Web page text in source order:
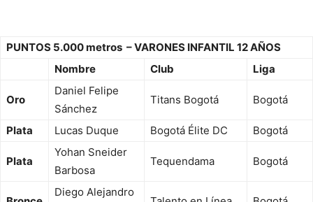
PUNTOS 5.000 metros – VARONES INFANTIL 12 AÑOS
Nombre
Club Liga
Oro
Daniel Felipe
Sánchez
Titans Bogotá Bogotá
Plata Lucas Duque Bogotá Élite DC Bogotá
Plata
Yohan Sneider
Barbosa
Tequendama Bogotá
Diego Alejandro